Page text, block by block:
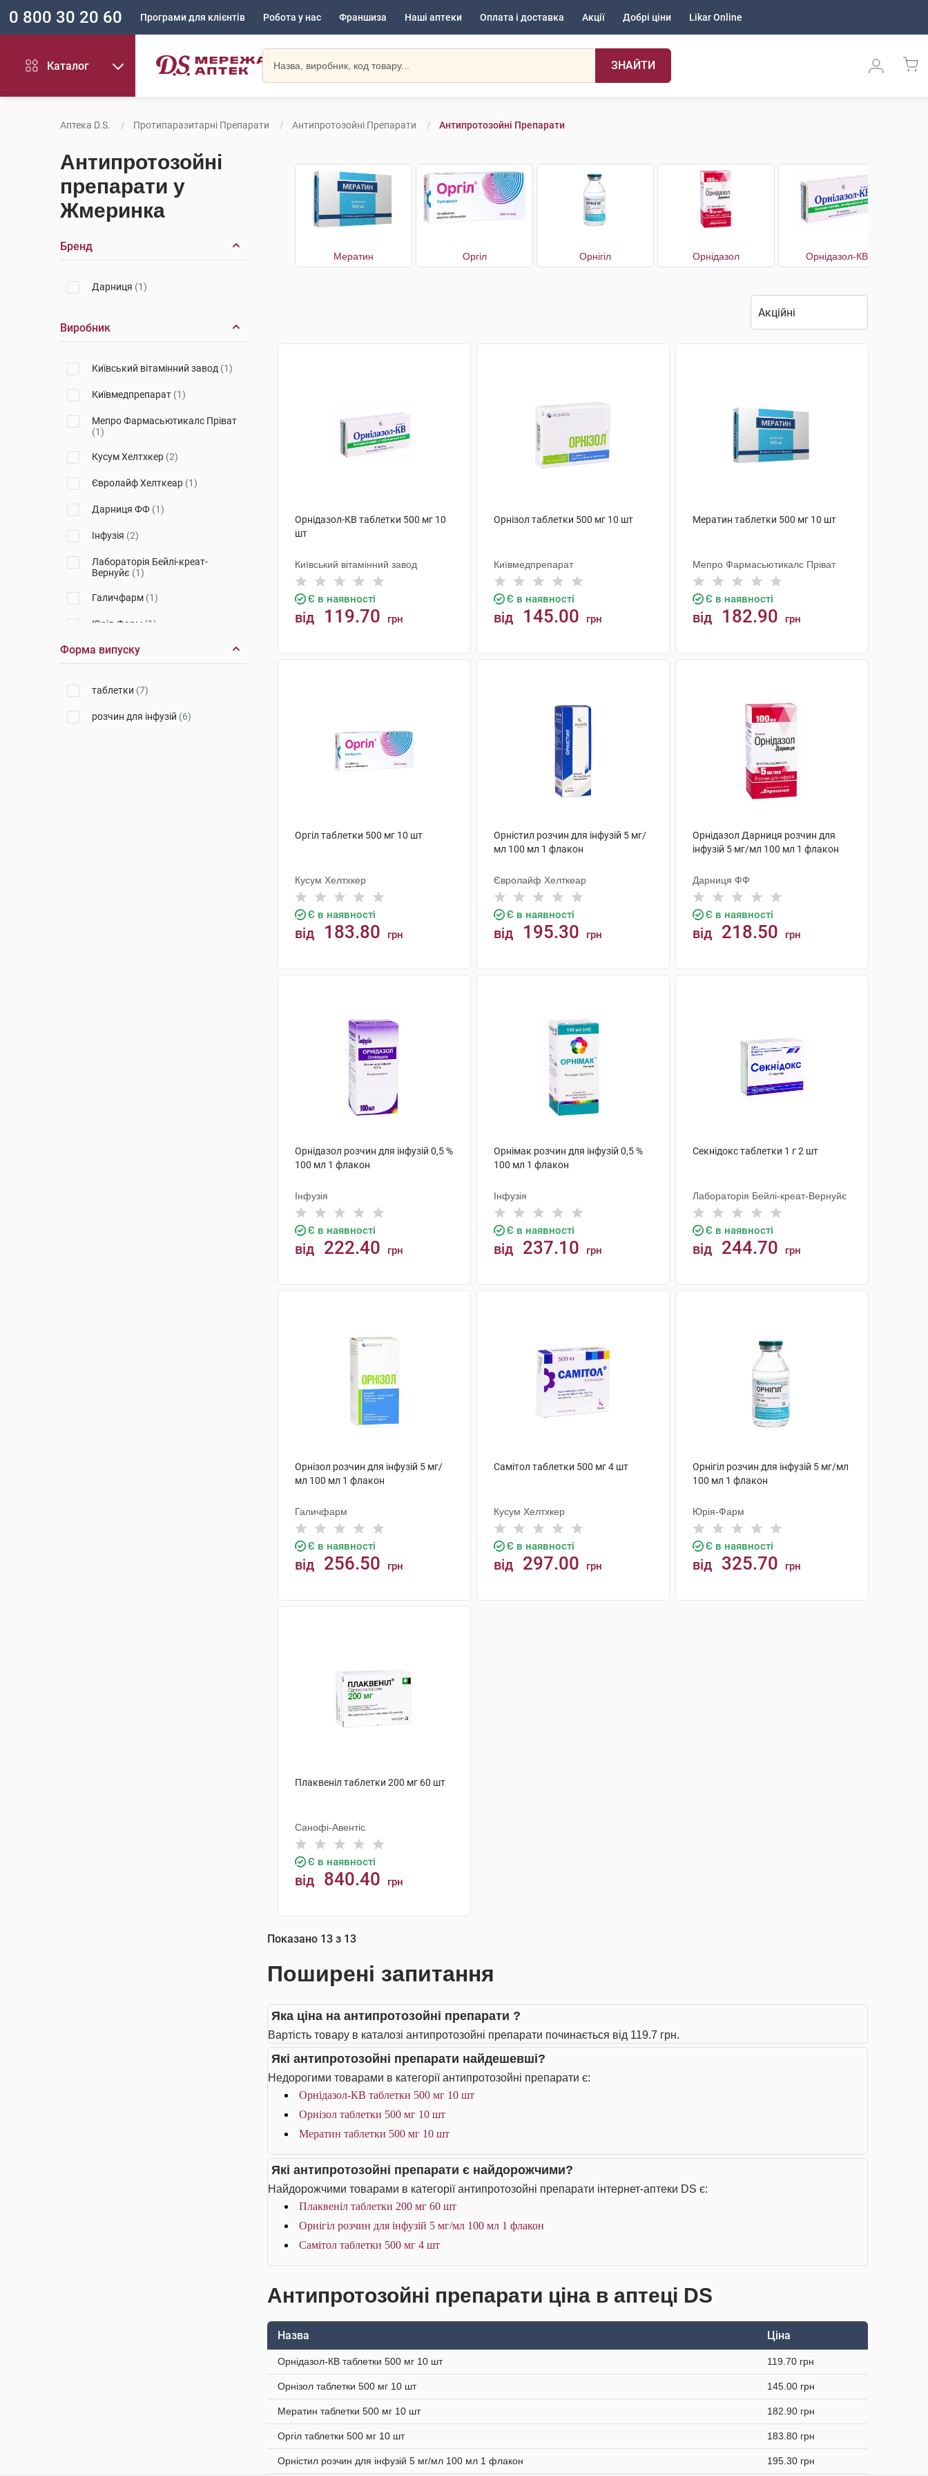
0 800 30 20 60 Програми для клієнтів Робота у нас Франшиза Наші аптеки Оплата і доставка Акції Добрі ціни Likar Online
Каталог ЗНАЙТИ
Аптека D.S. Протипаразитарні Препарати Антипротозойні Препарати Антипротозойні Препарати
Антипротозойні
препарати у
Жмеринка
Бренд
Дарниця (1)
Виробник
Київський вітамінний завод (1)
Київмедпрепарат (1)
Мепро Фармасьютикалс Пріват
(1)
Кусум Хелтхкер (2)
Євролайф Хелткеар (1)
Дарниця ФФ (1)
Інфузія (2)
Лабораторія Бейлі-креат-
Вернуйє (1)
Галичфарм (1)
Юрія-Фарм (1)
Санофі-Авентіс
Форма випуску
таблетки (7)
розчин для інфузій (6)
Мератин Оргіл Орнігіл Орнідазол Орнідазол-КВ
Орнідазол-КВ таблетки 500 мг 10
шт
Київський вітамінний завод
Є в наявності
від 119.70 грн
Орнізол таблетки 500 мг 10 шт
Київмедпрепарат
Є в наявності
від 145.00 грн
Мератин таблетки 500 мг 10 шт
Мепро Фармасьютикалс Пріват
Є в наявності
від 182.90 грн
Оргіл таблетки 500 мг 10 шт
Кусум Хелтхкер
Є в наявності
від 183.80 грн
Орністил розчин для інфузій 5 мг/
мл 100 мл 1 флакон
Євролайф Хелткеар
Є в наявності
від 195.30 грн
Орнідазол Дарниця розчин для
інфузій 5 мг/мл 100 мл 1 флакон
Дарниця ФФ
Є в наявності
від 218.50 грн
Орнідазол розчин для інфузій 0,5 %
100 мл 1 флакон
Інфузія
Є в наявності
від 222.40 грн
Орнімак розчин для інфузій 0,5 %
100 мл 1 флакон
Інфузія
Є в наявності
від 237.10 грн
Секнідокс таблетки 1 г 2 шт
Лабораторія Бейлі-креат-Вернуйє
Є в наявності
від 244.70 грн
Орнізол розчин для інфузій 5 мг/
мл 100 мл 1 флакон
Галичфарм
Є в наявності
від 256.50 грн
Самітол таблетки 500 мг 4 шт
Кусум Хелтхкер
Є в наявності
від 297.00 грн
Орнігіл розчин для інфузій 5 мг/мл
100 мл 1 флакон
Юрія-Фарм
Є в наявності
від 325.70 грн
Плаквеніл таблетки 200 мг 60 шт
Санофі-Авентіс
Є в наявності
від 840.40 грн
Показано 13 з 13
Поширені запитання
Яка ціна на антипротозойні препарати ?
Вартість товару в каталозі антипротозойні препарати починається від 119.7 грн.
Які антипротозойні препарати найдешевші?
Недорогими товарами в категорії антипротозойні препарати є:
Орнідазол-КВ таблетки 500 мг 10 шт
Орнізол таблетки 500 мг 10 шт
Мератин таблетки 500 мг 10 шт
Які антипротозойні препарати є найдорожчими?
Найдорожчими товарами в категорії антипротозойні препарати інтернет-аптеки DS є:
Плаквеніл таблетки 200 мг 60 шт
Орнігіл розчин для інфузій 5 мг/мл 100 мл 1 флакон
Самітол таблетки 500 мг 4 шт
Антипротозойні препарати ціна в аптеці DS
Назва Ціна
Орнідазол-КВ таблетки 500 мг 10 шт 119.70 грн
Орнізол таблетки 500 мг 10 шт 145.00 грн
Мератин таблетки 500 мг 10 шт 182.90 грн
Оргіл таблетки 500 мг 10 шт 183.80 грн
Орністил розчин для інфузій 5 мг/мл 100 мл 1 флакон 195.30 грн